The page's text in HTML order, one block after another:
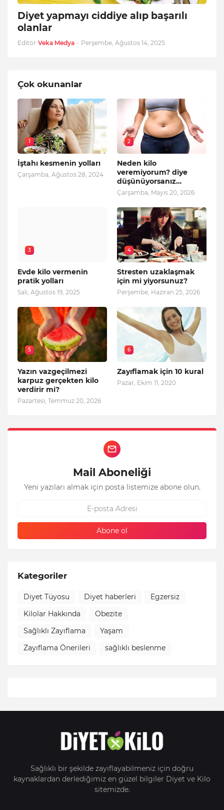
Diyet yapmayı ciddiye alıp başarılı
olanlar
Editör Veka Medya - Perşembe, Ağustos 14, 2025
Çok okunanlar
1
İştahı kesmenin yolları
Çarşamba, Ağustos 28, 2024
2
Neden kilo
veremiyorum? diye
düşünüyorsanız…
Çarşamba, Mayıs 20, 2026
3
Evde kilo vermenin
pratik yolları
Salı, Ağustos 19, 2025
4
Stresten uzaklaşmak
için mi yiyorsunuz?
Perşembe, Haziran 25, 2026
5
Yazın vazgeçilmezi
karpuz gerçekten kilo
verdirir mi?
Pazartesi, Temmuz 20, 2026
6
Zayıflamak için 10 kural
Pazar, Ekim 11, 2020
Mail Aboneliği
Yeni yazıları almak için posta listemize abone olun.
Kategoriler
Diyet Tüyosu Diyet haberleri
Egzersiz
Kilolar Hakkında
Obezite
Sağlıklı Zayıflama
Yaşam
Zayıflama Önerileri
sağlıklı beslenme
Sağlıklı bir şekilde zayıflayabilmeniz için doğru
kaynaklardan derlediğimiz en güzel bilgiler Diyet ve Kilo
sitemizde.